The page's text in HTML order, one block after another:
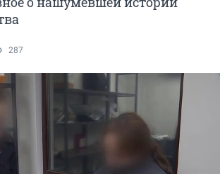
287